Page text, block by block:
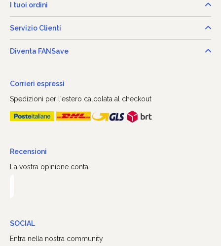
I tuoi ordini
Servizio Clienti
Diventa FANSave
Corrieri espressi
Spedizioni per l'estero calcolata al checkout
Recensioni
La vostra opinione conta
SOCIAL
Entra nella nostra community